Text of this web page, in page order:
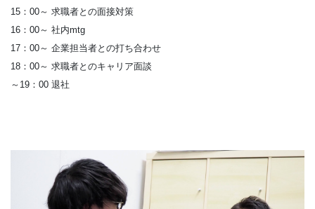
15：00～ 求職者との面接対策
16：00～ 社内mtg
17：00～ 企業担当者との打ち合わせ
18：00～ 求職者とのキャリア面談
～19：00 退社